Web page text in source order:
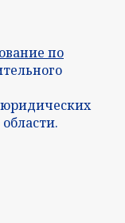
по
юридических